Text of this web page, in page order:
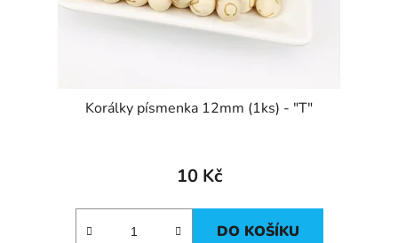
Korálky písmenka 12mm (1ks) - "T"
10 Kč
DO KOŠÍKU